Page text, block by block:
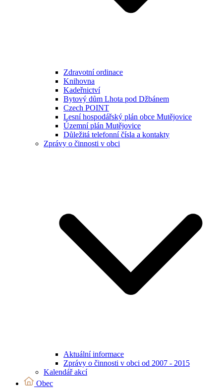
Zdravotní ordinace
Knihovna
Kadeřnictví
Bytový dům Lhota pod Džbánem
Czech POINT
Lesní hospodářský plán obce Mutějovice
Územní plán Mutějovice
Důležitá telefonní čísla a kontakty
Zprávy o činnosti v obci
Aktuální informace
Zprávy o činnosti v obci od 2007 - 2015
Kalendář akcí
Obec